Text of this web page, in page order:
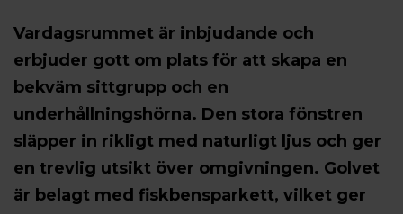
Vardagsrummet är inbjudande och
erbjuder gott om plats för att skapa en
bekväm sittgrupp och en
underhållningshörna. Den stora fönstren
släpper in rikligt med naturligt ljus och ger
en trevlig utsikt över omgivningen. Golvet
är belagt med fiskbensparkett, vilket ger